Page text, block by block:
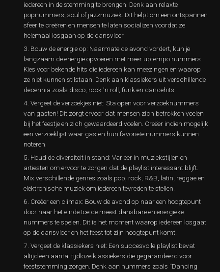
iedereen in de stemming te brengen. Denk aan relaxte
popnummers, soul of jazzmuziek. Dit helpt om een ontspannen
sfeer te creëren en mensen te laten socializen voordat ze
helemaal losgaan op de dansvloer.
Bouw de energie op: Naarmate de avond vordert, kun je
langzaam de energie opvoeren met meer uptempo nummers.
Kies voor bekende hits die iedereen kan meezingen en waarop
ze niet kunnen stilstaan. Denk aan klassiekers uit verschillende
decennia zoals disco, rock ’n roll, funk en dancehits.
Vergeet de verzoekjes niet: Sta open voor verzoeknummers
van gasten! Dit zorgt ervoor dat mensen zich betrokken voelen
bij het feestje en zich gewaardeerd voelen. Creëer indien mogelijk
een verzoeklijst waar gasten hun favoriete nummers kunnen
noteren.
Houd de diversiteit in stand: Varieer in muziekstijlen en
artiesten om ervoor te zorgen dat de playlist interessant blijft.
Mix verschillende genres zoals pop, rock, R&B, latin, reggae en
elektronische muziek om iedereen tevreden te stellen.
Creëer een climax: Bouw de avond op naar een hoogtepunt
door naar het einde toe de meest dansbare en energieke
nummers te spelen. Dit is het moment waarop iedereen losgaat
op de dansvloer en het feest tot zijn hoogtepunt komt.
Vergeet de klassiekers niet: Een succesvolle playlist bevat
altijd een aantal tijdloze klassiekers die gegarandeerd voor
feeststemming zorgen. Denk aan nummers zoals “Dancing